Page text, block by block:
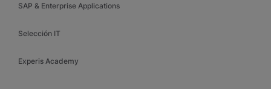
SAP & Enterprise Applications
Selección IT
Experis Academy